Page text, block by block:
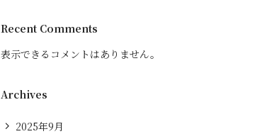
Recent Comments
表示できるコメントはありません。
Archives
2025年9月